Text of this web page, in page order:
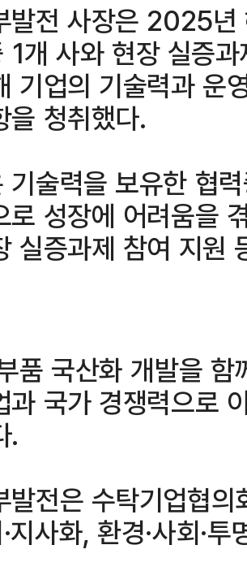
발전 사장은 2025년
개 사와 현장 실증
기업의 기술력과 운
을 청취했다.
술력을 보유한 협
로 성장에 어려움을
실증과제 참여 지원
품 국산화 개발을
과 국가 경쟁력으로
.
발전은 수탁기업협
지사화, 환경·사회·